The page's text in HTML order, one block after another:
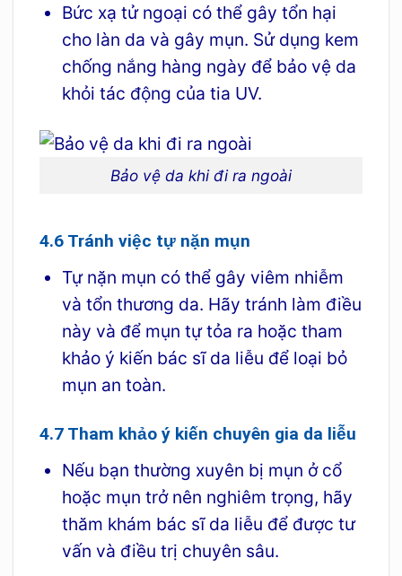
Bức xạ tử ngoại có thể gây tổn hại
cho làn da và gây mụn. Sử dụng kem
chống nắng hàng ngày để bảo vệ da
khỏi tác động của tia UV.
Bảo vệ da khi đi ra ngoài
4.6 Tránh việc tự nặn mụn
Tự nặn mụn có thể gây viêm nhiễm
và tổn thương da. Hãy tránh làm điều
này và để mụn tự tỏa ra hoặc tham
khảo ý kiến bác sĩ da liễu để loại bỏ
mụn an toàn.
4.7 Tham khảo ý kiến chuyên gia da liễu
Nếu bạn thường xuyên bị mụn ở cổ
hoặc mụn trở nên nghiêm trọng, hãy
thăm khám bác sĩ da liễu để được tư
vấn và điều trị chuyên sâu.